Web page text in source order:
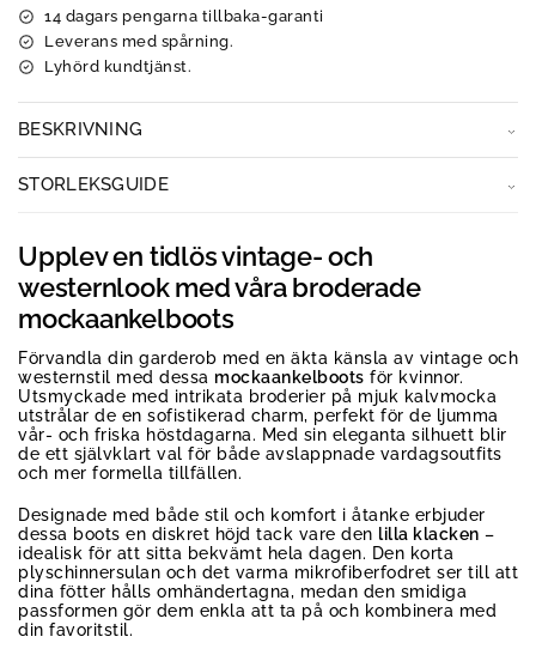
14 dagars pengarna tillbaka-garanti
Leverans med spårning.
Lyhörd kundtjänst.
BESKRIVNING
STORLEKSGUIDE
Upplev en tidlös vintage- och
westernlook med våra broderade
mockaankelboots
Förvandla din garderob med en äkta känsla av vintage och
westernstil med dessa mockaankelboots för kvinnor.
Utsmyckade med intrikata broderier på mjuk kalvmocka
utstrålar de en sofistikerad charm, perfekt för de ljumma
vår- och friska höstdagarna. Med sin eleganta silhuett blir
de ett självklart val för både avslappnade vardagsoutfits
och mer formella tillfällen.
Designade med både stil och komfort i åtanke erbjuder
dessa boots en diskret höjd tack vare den lilla klacken –
idealisk för att sitta bekvämt hela dagen. Den korta
plyschinnersulan och det varma mikrofiberfodret ser till att
dina fötter hålls omhändertagna, medan den smidiga
passformen gör dem enkla att ta på och kombinera med
din favoritstil.